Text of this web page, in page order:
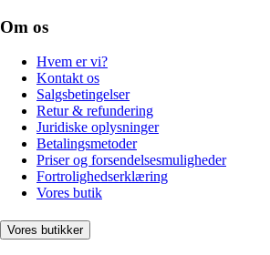
Om os
Hvem er vi?
Kontakt os
Salgsbetingelser
Retur & refundering
Juridiske oplysninger
Betalingsmetoder
Priser og forsendelsesmuligheder
Fortrolighedserklæring
Vores butik
Vores butikker